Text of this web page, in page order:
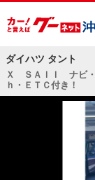
ダイハツ タント
Ｘ ＳＡＩＩ ナビ・
ｈ・ＥＴＣ付き！